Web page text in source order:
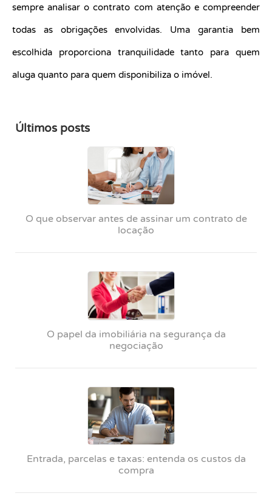
sempre analisar o contrato com atenção e compreender
todas as obrigações envolvidas. Uma garantia bem
escolhida proporciona tranquilidade tanto para quem
aluga quanto para quem disponibiliza o imóvel.
Últimos posts
O que observar antes de assinar um contrato de
locação
O papel da imobiliária na segurança da
negociação
Entrada, parcelas e taxas: entenda os custos da
compra